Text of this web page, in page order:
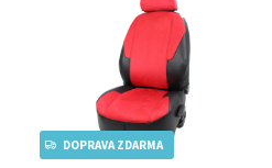
DOPRAVA ZDARMA